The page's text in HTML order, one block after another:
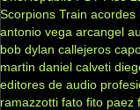
Scorpions Train acordes
antonio vega arcangel
bob dylan callejeros
martin daniel calveti
editores de audio
ramazzotti fato fito paez